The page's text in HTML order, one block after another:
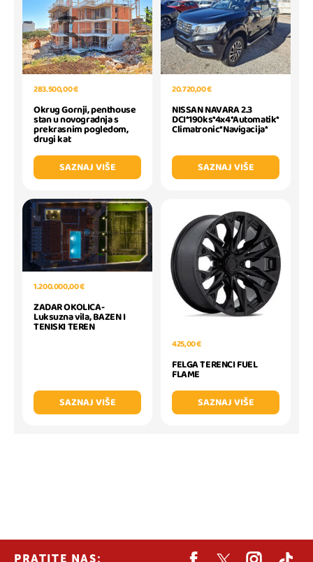
283.500,00 €
Okrug Gornji, penthouse
stan u novogradnja s
prekrasnim pogledom,
drugi kat
SAZNAJ VIŠE
20.720,00 €
NISSAN NAVARA 2.3
DCI*190ks*4x4*Automatik*
Climatronic*Navigacija*
SAZNAJ VIŠE
1.200.000,00 €
ZADAR OKOLICA-
Luksuzna vila, BAZEN I
TENISKI TEREN
SAZNAJ VIŠE
425,00 €
FELGA TERENCI FUEL
FLAME
SAZNAJ VIŠE